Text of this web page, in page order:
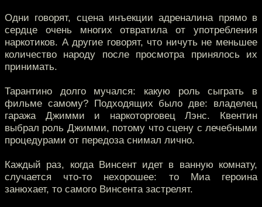
Одни говорят, сцена инъекции адреналина прямо в
сердце очень многих отвратила от употребления
наркотиков. А другие говорят, что ничуть не меньшее
количество народу после просмотра принялось их
принимать.
Тарантино долго мучался: какую роль сыграть в
фильме самому? Подходящих было две: владелец
гаража Джимми и наркоторговец Лэнс. Квентин
выбрал роль Джимми, потому что сцену с лечебными
процедурами от передоза снимал лично.
Каждый раз, когда Винсент идет в ванную комнату,
случается что-то нехорошее: то Миа героина
занюхает, то самого Винсента застрелят.